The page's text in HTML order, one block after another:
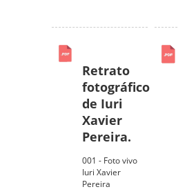
Retrato
fotográfico
de Iuri
Xavier
Pereira.
001 - Foto vivo
Iuri Xavier
Pereira